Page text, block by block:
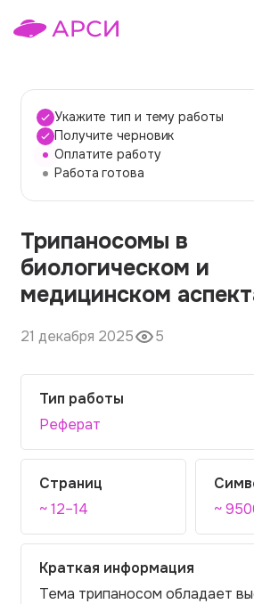
Темы работ
О сервисе
О компании
Наши гарантии
Вопросы и ответы
Контакты
Укажите тип и тему работы
Получите черновик
Оплатите работу
Работа готова
Трипаносомы в
биологическом и
медицинском
21 декабря 2025 5
Тип работы
Реферат
Страниц
~ 12–14
~
Краткая информация
Тема трипаносом обладает